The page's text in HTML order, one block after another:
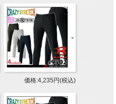
価格:4,235円(税込)